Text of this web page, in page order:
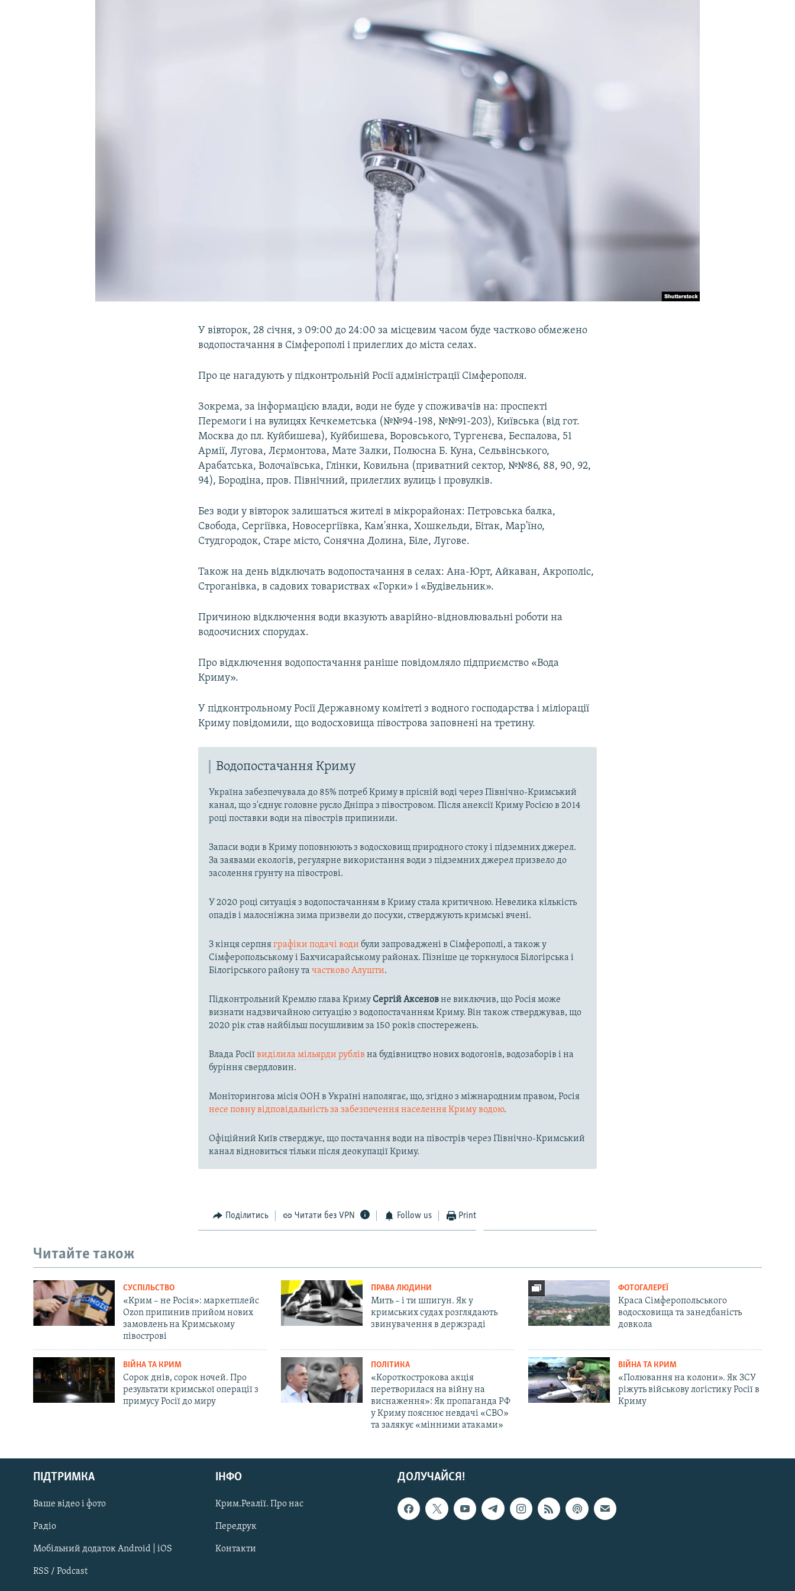
Русский
Qırımtatar
ДОЛУЧАЙСЯ!
У вівторок, 28 січня, з 09:00 до 24:00 за місцевим часом буде частково обмежено
водопостачання в Сімферополі і прилеглих до міста селах.
Про це нагадують у підконтрольній Росії адміністрації Сімферополя.
Зокрема, за інформацією влади, води не буде у споживачів на: проспекті
Перемоги і на вулицях Кечкеметська (№№94-198, №№91-203), Київська (від гот.
Москва до пл. Куйбишева), Куйбишева, Воровського, Тургенєва, Беспалова, 51
Армії, Лугова, Лєрмонтова, Мате Залки, Полюсна Б. Куна, Сельвінського,
Арабатська, Волочаївська, Глінки, Ковильна (приватний сектор, №№86, 88, 90, 92,
94), Бородіна, пров. Північний, прилеглих вулиць і провулків.
Без води у вівторок залишаться жителі в мікрорайонах: Петровська балка,
Свобода, Сергіївка, Новосергіївка, Кам'янка, Хошкельди, Бітак, Мар'їно,
Студгородок, Старе місто, Сонячна Долина, Біле, Лугове.
Також на день відключать водопостачання в селах: Ана-Юрт, Айкаван, Акрополіс,
Строганівка, в садових товариствах «Горки» і «Будівельник».
Причиною відключення води вказують аварійно-відновлювальні роботи на
водоочисних спорудах.
Про відключення водопостачання раніше повідомляло підприємство «Вода
Криму».
У підконтрольному Росії Державному комітеті з водного господарства і міліорації
Криму повідомили, що водосховища півострова заповнені на третину.
Водопостачання Криму
Україна забезпечувала до 85% потреб Криму в прісній воді через Північно-Кримський
канал, що з'єднує головне русло Дніпра з півостровом. Після анексії Криму Росією в 2014
році поставки води на півострів припинили.
Запаси води в Криму поповнюють з водосховищ природного стоку і підземних джерел.
За заявами екологів, регулярне використання води з підземних джерел призвело до
засолення ґрунту на півострові.
У 2020 році ситуація з водопостачанням в Криму стала критичною. Невелика кількість
опадів і малосніжна зима призвели до посухи, стверджують кримські вчені.
З кінця серпняграфіки подачі води були запроваджені в Сімферополі, а також у
Сімферопольському і Бахчисарайському районах. Пізніше це торкнулося Білогірська і
Білогірського району тачастково Алушти.
Підконтрольний Кремлю глава КримуСергій Аксеновне виключив, що Росія може
визнати надзвичайною ситуацію з водопостачанням Криму. Він також стверджував, що
2020 рік став найбільш посушливим за 150 років спостережень.
Влада Росіївиділила мільярди рублів на будівництво нових водогонів, водозаборів і на
буріння свердловин.
Моніторингова місія ООН в Україні наполягає, що, згідно з міжнародним правом, Росія
несе повну відповідальність за забезпечення населення Криму водою.
Офіційний Київ стверджує, що постачання води на півострів через Північно-Кримський
канал відновиться тільки після деокупації Криму.
Поділитись Читати без VPN Follow us Print
Читайте також
СУСПІЛЬСТВО
«Крим – не Росія»: маркетплейс
Ozon припинив прийом нових
замовлень на Кримському
півострові
ПРАВА ЛЮДИНИ
Мить – і ти шпигун. Як у
кримських судах розглядають
звинувачення в держзраді
ФОТОГАЛЕРЕЇ
Краса Сімферопольського
водосховища та занедбаність
довкола
ВІЙНА ТА КРИМ
Сорок днів, сорок ночей. Про
результати кримської операції з
примусу Росії до миру
ПОЛІТИКА
«Короткострокова акція
перетворилася на війну на
виснаження»: Як пропаганда РФ
у Криму пояснює невдачі «СВО»
та залякує «мінними атаками»
ВІЙНА ТА КРИМ
«Полювання на колони». Як ЗСУ
ріжуть військову логістику Росії в
Криму
ДОЛУЧАЙСЯ!
ПІДТРИМКА
Ваше відео і фото
Радіо
Мобільний додаток Android | iOS
RSS / Podcast
ІНФО
Крим.Реалії. Про нас
Передрук
Контакти